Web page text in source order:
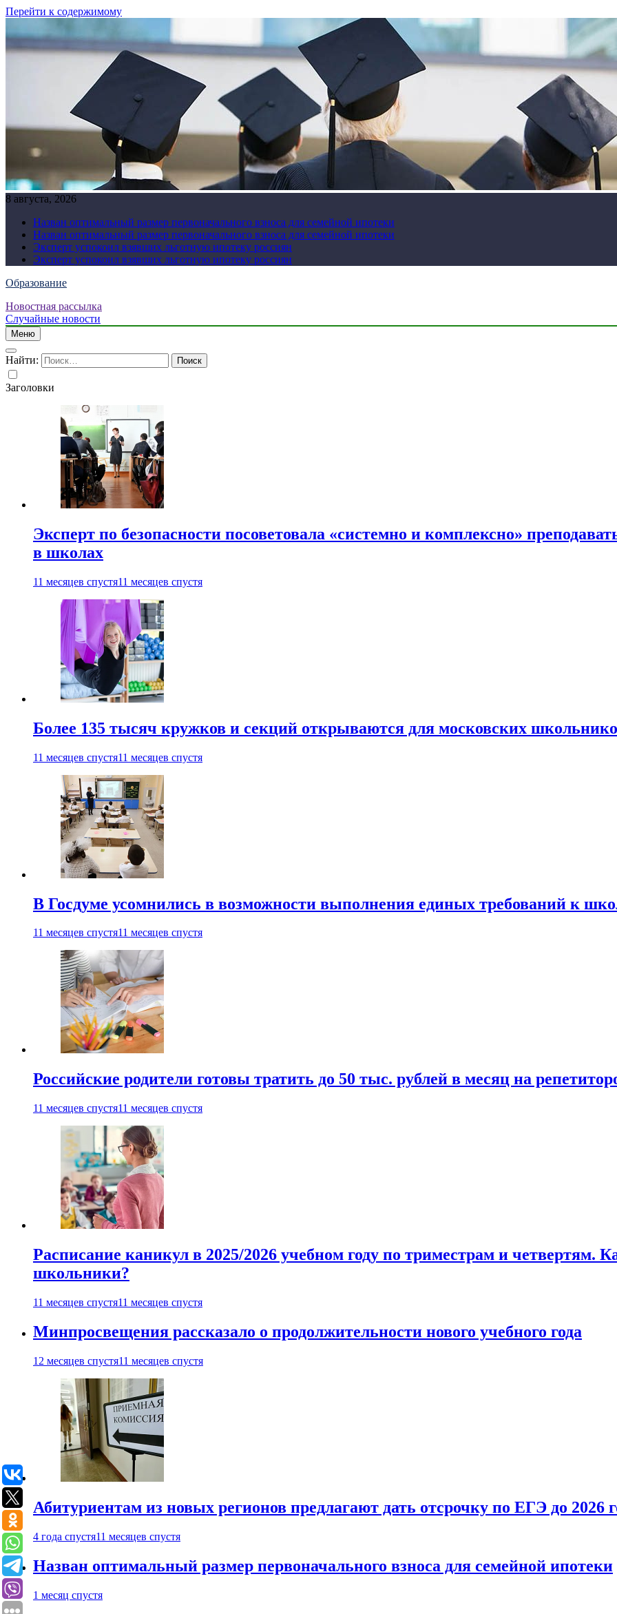
Перейти к содержимому
8 августа, 2026
Назван оптимальный размер первоначального взноса для семейной ипотеки
Назван оптимальный размер первоначального взноса для семейной ипотеки
Эксперт успокоил взявших льготную ипотеку россиян
Эксперт успокоил взявших льготную ипотеку россиян
Образование
Новостная рассылка
Случайные новости
Меню
Найти:
Заголовки
Эксперт по безопасности посоветовала «системно и комплексно»
в школах
11 месяцев спустя11 месяцев спустя
Более 135 тысяч кружков и секций открываются для московских
11 месяцев спустя11 месяцев спустя
В Госдуме усомнились в возможности выполнения единых требований к
11 месяцев спустя11 месяцев спустя
Российские родители готовы тратить до 50 тыс. рублей в месяц на
11 месяцев спустя11 месяцев спустя
Расписание каникул в 2025/2026 учебном году по триместрам и четвертям.
школьники?
11 месяцев спустя11 месяцев спустя
Минпросвещения рассказало о продолжительности нового учебного года
12 месяцев спустя11 месяцев спустя
Абитуриентам из новых регионов предлагают дать отсрочку по ЕГЭ до 2026
4 года спустя11 месяцев спустя
Назван оптимальный размер первоначального взноса для семейной ипотеки
1 месяц спустя